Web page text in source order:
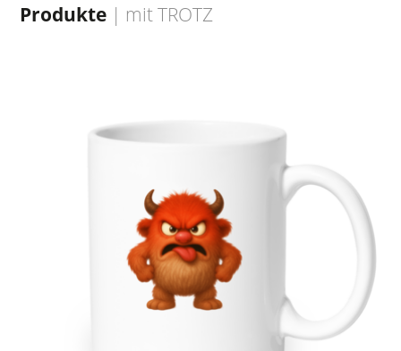
Produkte | mitTROTZ